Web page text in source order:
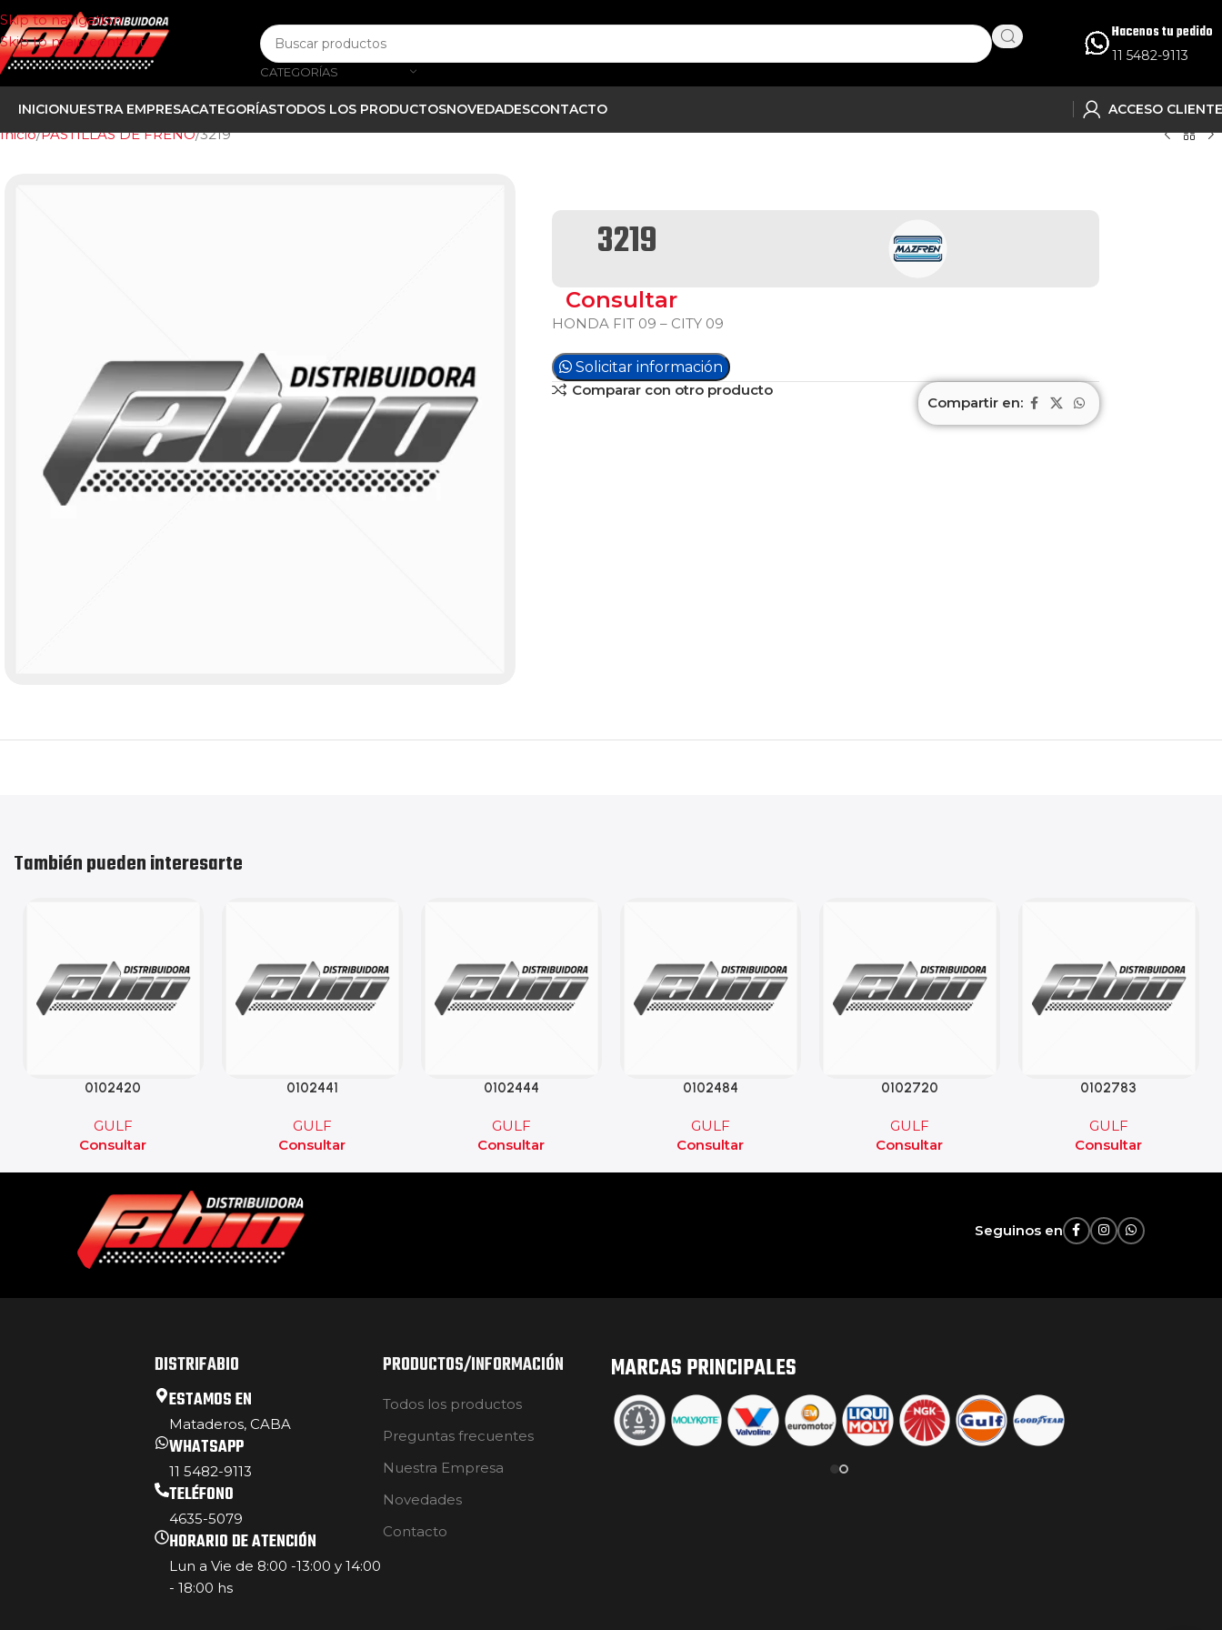
Skip to navigation
Skip to main content
CATEGORÍAS
Hacenos tu pedido
11 5482-9113
INICIONUESTRA EMPRESACATEGORÍASTODOS LOS PRODUCTOSNOVEDADESCONTACTO ACCESO
Inicio PASTILLAS DE FRENO 3219
3219
Consultar
HONDA FIT 09 – CITY 09
Solicitar información
Comparar con otro producto
Compartir en:
También pueden interesarte
0102420
GULF
Consultar
0102441
GULF
Consultar
0102444
GULF
Consultar
0102484
GULF
Consultar
0102720
GULF
Consultar
0102783
GULF
Consultar
Seguinos en
DISTRIFABIO
ESTAMOS EN
Mataderos, CABA
WHATSAPP
11 5482-9113
TELÉFONO
4635-5079
HORARIO DE ATENCIÓN
Lun a Vie de 8:00 -13:00 y 14:00
- 18:00 hs
PRODUCTOS/INFORMACIÓN
Todos los productos
Preguntas frecuentes
Nuestra Empresa
Novedades
Contacto
MARCAS PRINCIPALES